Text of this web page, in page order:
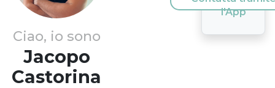
Ciao, io sono
Jacopo
Castorina
l'App